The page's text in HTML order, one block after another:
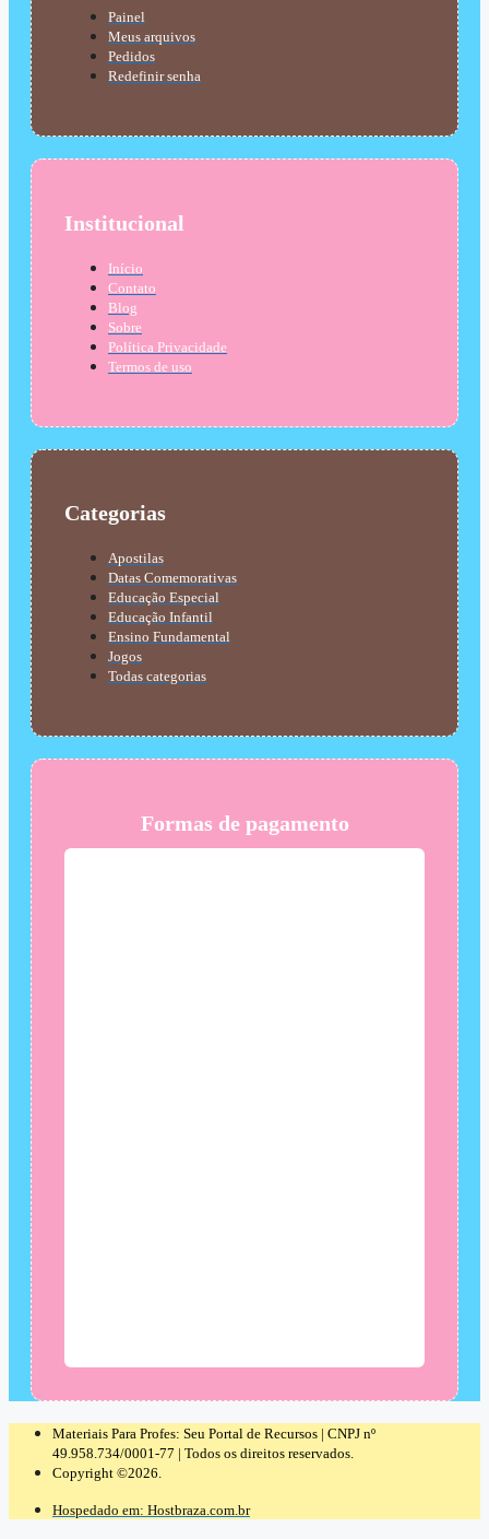
Painel
Meus arquivos
Pedidos
Redefinir senha
Institucional
Início
Contato
Blog
Sobre
Política Privacidade
Termos de uso
Categorias
Apostilas
Datas Comemorativas
Educação Especial
Educação Infantil
Ensino Fundamental
Jogos
Todas categorias
Formas de pagamento
Materiais Para Profes: Seu Portal de Recursos | CNPJ nº
49.958.734/0001-77 | Todos os direitos reservados.
Copyright ©2026.
Hospedado em: Hostbraza.com.br